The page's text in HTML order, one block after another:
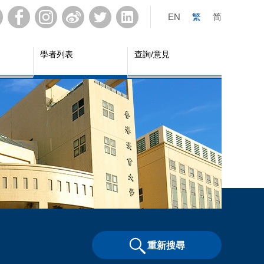
EN 繁 简
學者列表 查詢/意見
重新搜尋